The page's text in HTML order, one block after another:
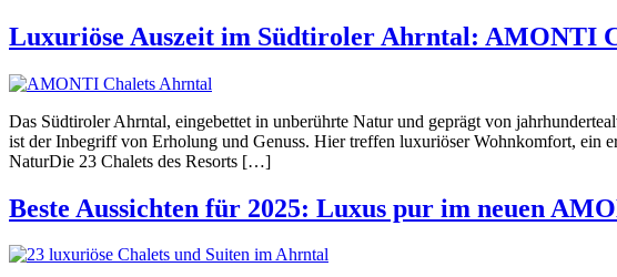
Luxuriöse Auszeit im Südtiroler Ahrntal: AMONTI
Das Südtiroler Ahrntal, eingebettet in unberührte Natur und geprägt von
ist der Inbegriff von Erholung und Genuss. Hier treffen luxuriöser Wohnkomfort, ein
NaturDie 23 Chalets des Resorts […]
Beste Aussichten für 2025: Luxus pur im neuen